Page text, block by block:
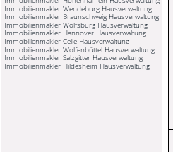
Immobilienmakler Wendeburg Hausverwaltung
Immobilienmakler Braunschweig Hausverwaltung
Immobilienmakler Wolfsburg Hausverwaltung
Immobilienmakler Hannover Hausverwaltung
Immobilienmakler Celle Hausverwaltung
Immobilienmakler Wolfenbüttel Hausverwaltung
Immobilienmakler Salzgitter Hausverwaltung
Immobilienmakler Hildesheim Hausverwaltung